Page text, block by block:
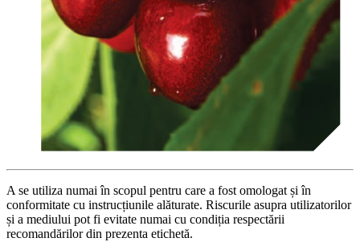
A se utiliza numai în scopul pentru care a fost omologat și în
conformitate cu instrucțiunile alăturate. Riscurile asupra utilizatorilor
și a mediului pot fi evitate numai cu condiția respectării
recomandărilor din prezenta etichetă.